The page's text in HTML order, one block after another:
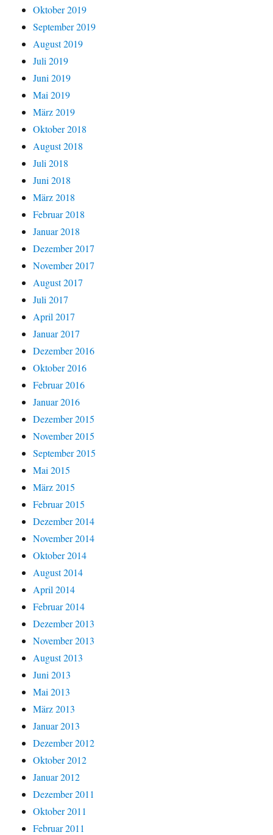
Oktober 2019
September 2019
August 2019
Juli 2019
Juni 2019
Mai 2019
März 2019
Oktober 2018
August 2018
Juli 2018
Juni 2018
März 2018
Februar 2018
Januar 2018
Dezember 2017
November 2017
August 2017
Juli 2017
April 2017
Januar 2017
Dezember 2016
Oktober 2016
Februar 2016
Januar 2016
Dezember 2015
November 2015
September 2015
Mai 2015
März 2015
Februar 2015
Dezember 2014
November 2014
Oktober 2014
August 2014
April 2014
Februar 2014
Dezember 2013
November 2013
August 2013
Juni 2013
Mai 2013
März 2013
Januar 2013
Dezember 2012
Oktober 2012
Januar 2012
Dezember 2011
Oktober 2011
Februar 2011